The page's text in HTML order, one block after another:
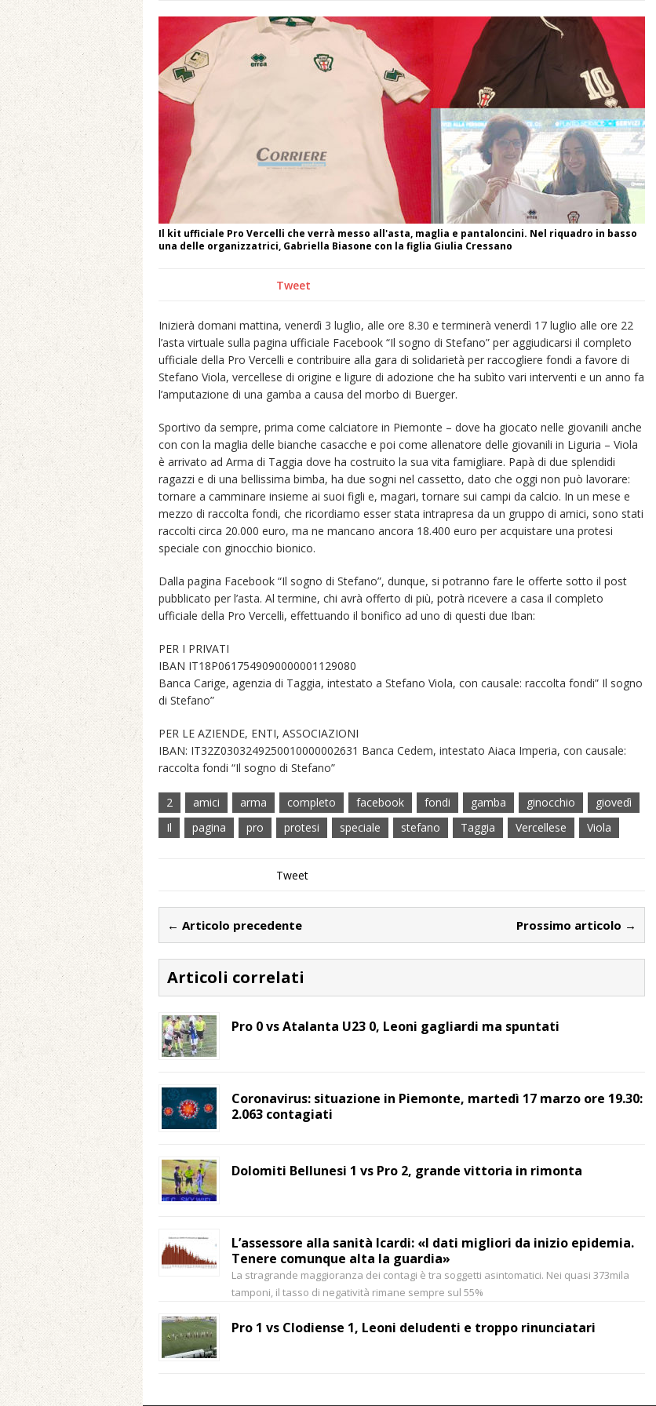
Il kit ufficiale Pro Vercelli che verrà messo all'asta, maglia e pantaloncini. Nel riquadro in basso
una delle organizzatrici, Gabriella Biasone con la figlia Giulia Cressano
Tweet
Inizierà domani mattina, venerdì 3 luglio, alle ore 8.30 e terminerà venerdì 17 luglio alle ore 22
l’asta virtuale sulla pagina ufficiale Facebook “Il sogno di Stefano” per aggiudicarsi il completo
ufficiale della Pro Vercelli e contribuire alla gara di solidarietà per raccogliere fondi a favore di
Stefano Viola, vercellese di origine e ligure di adozione che ha subìto vari interventi e un anno fa
l’amputazione di una gamba a causa del morbo di Buerger.
Sportivo da sempre, prima come calciatore in Piemonte – dove ha giocato nelle giovanili anche
con con la maglia delle bianche casacche e poi come allenatore delle giovanili in Liguria – Viola
è arrivato ad Arma di Taggia dove ha costruito la sua vita famigliare. Papà di due splendidi
ragazzi e di una bellissima bimba, ha due sogni nel cassetto, dato che oggi non può lavorare:
tornare a camminare insieme ai suoi figli e, magari, tornare sui campi da calcio. In un mese e
mezzo di raccolta fondi, che ricordiamo esser stata intrapresa da un gruppo di amici, sono stati
raccolti circa 20.000 euro, ma ne mancano ancora 18.400 euro per acquistare una protesi
speciale con ginocchio bionico.
Dalla pagina Facebook “Il sogno di Stefano”, dunque, si potranno fare le offerte sotto il post
pubblicato per l’asta. Al termine, chi avrà offerto di più, potrà ricevere a casa il completo
ufficiale della Pro Vercelli, effettuando il bonifico ad uno di questi due Iban:
PER I PRIVATI
IBAN IT18P0617549090000001129080
Banca Carige, agenzia di Taggia, intestato a Stefano Viola, con causale: raccolta fondi” Il sogno
di Stefano”
PER LE AZIENDE, ENTI, ASSOCIAZIONI
IBAN: IT32Z0303249250010000002631 Banca Cedem, intestato Aiaca Imperia, con causale:
raccolta fondi “Il sogno di Stefano”
2 amici arma completo facebook fondi gamba ginocchio
giovedì
Il
pagina pro protesi speciale stefano Taggia Vercellese Viola
Tweet
← Articolo precedente Prossimo articolo →
Articoli correlati
Pro 0 vs Atalanta U23 0, Leoni gagliardi ma spuntati
Coronavirus: situazione in Piemonte, martedì 17 marzo ore 19.30:
2.063 contagiati
Dolomiti Bellunesi 1 vs Pro 2, grande vittoria in rimonta
L’assessore alla sanità Icardi: «I dati migliori da inizio epidemia.
Tenere comunque alta la guardia»
La stragrande maggioranza dei contagi è tra soggetti asintomatici. Nei quasi 373mila
tamponi, il tasso di negatività rimane sempre sul 55%
Pro 1 vs Clodiense 1, Leoni deludenti e troppo rinunciatari